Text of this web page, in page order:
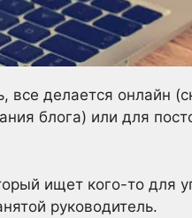
все делается онлайн
блога) или для
ищет кого-то для
руководитель.